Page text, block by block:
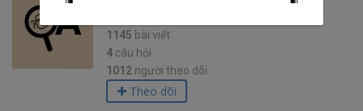
1145 bài viết
4 câu hỏi
1012 người theo dõi
Theo dõi